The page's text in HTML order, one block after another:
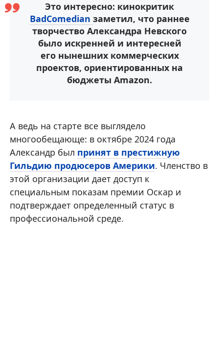
Это интересно: кинокритик
BadComedian заметил, что раннее
творчество Александра Невского
было искренней и интересней
его нынешних коммерческих
проектов, ориентированных на
бюджеты Amazon.
А ведь на старте все выглядело
многообещающе: в октябре 2024 года
Александр был принят в престижную
Гильдию продюсеров Америки. Членство в
этой организации дает доступ к
специальным показам премии Оскар и
подтверждает определенный статус в
профессиональной среде.